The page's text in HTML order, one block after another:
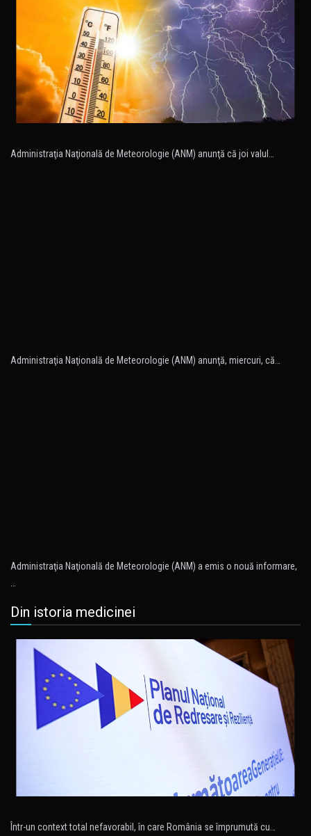
Administraţia Naţională de Meteorologie (ANM) anunţă că joi valul…
Administraţia Naţională de Meteorologie (ANM) anunţă, miercuri, că…
Administraţia Naţională de Meteorologie (ANM) a emis o nouă informare,
…
Din istoria medicinei
Într-un context total nefavorabil, în care România se împrumută cu…